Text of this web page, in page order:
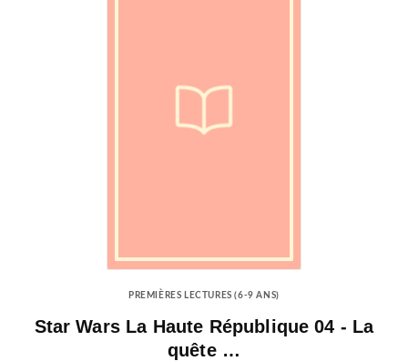
PREMIÈRES LECTURES (6-9 ANS)
Star Wars La Haute République 04 - La
quête …